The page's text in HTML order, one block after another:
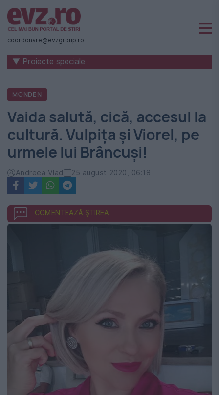
Știri
naționale
internaționale
România
-
Evenimentul
Zilei
coordonare@evzgroup.ro
▼ Proiecte speciale
MONDEN
Vaida salută, cică, accesul la
cultură. Vulpița și Viorel, pe
urmele lui Brâncuși!
Andreea Vlad 25 august 2020, 06:18
COMENTEAZĂ ȘTIREA